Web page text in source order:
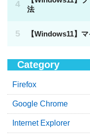
Category
Firefox
Google Chrome
Internet Explorer